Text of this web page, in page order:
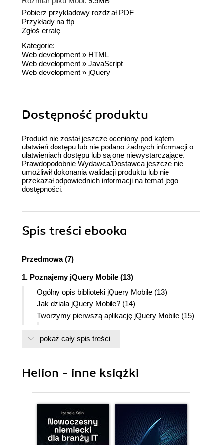
Pobierz przykładowy rozdział PDF
Przykłady na ftp
Zgłoś erratę
Kategorie:
Web development » HTML
Web development » JavaScript
Web development » jQuery
Dostępność produktu
Produkt nie został jeszcze oceniony pod kątem
ułatwień dostępu lub nie podano żadnych informacji o
ułatwieniach dostępu lub są one niewystarczające.
Prawdopodobnie Wydawca/Dostawca jeszcze nie
umożliwił dokonania walidacji produktu lub nie
przekazał odpowiednich informacji na temat jego
dostępności.
Spis treści ebooka
Przedmowa (7)
1. Poznajemy jQuery Mobile (13)
Ogólny opis biblioteki jQuery Mobile (13)
Jak działa jQuery Mobile? (14)
Tworzymy pierwszą aplikację jQuery Mobile (15)
jqmData() (20)
Strony (21)
Strony wewnętrzne (22)
Strony zewnętrzne (24)
Jak to działa? Inicjalizacja stron w jQuery
Mobile (27)
Zdarzenia związane z ukrywaniem i
wyświetlaniem stron (29)
pokaż cały spis treści
Helion - inne książki